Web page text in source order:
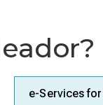
e-Services